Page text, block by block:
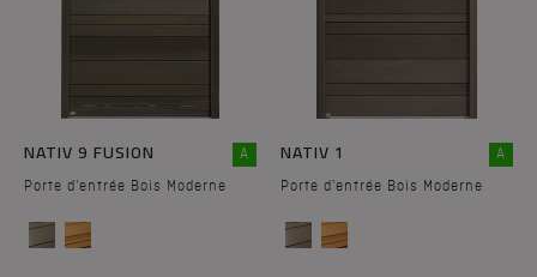
NATIV 9 FUSION
Porte d'entrée Bois Moderne
A NATIV 1
Porte d'entrée Bois Moderne
A